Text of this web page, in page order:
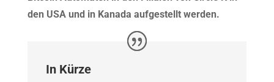
den USA und in Kanada aufgestellt werden.
In Kürze